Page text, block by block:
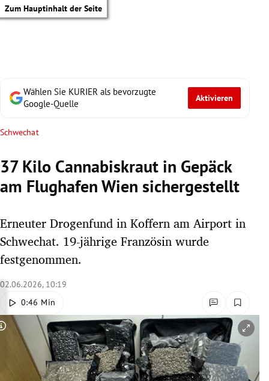
Zum Hauptinhalt der Seite
Untermenü
Untermenü
Untermenü
Untermenü
Untermenü
Wählen Sie KURIER als bevorzugte
Google-Quelle
Aktivieren
Schwechat
37 Kilo Cannabiskraut in Gepäck
am Flughafen Wien sichergestellt
Erneuter Drogenfund in Koffern am Airport in
Schwechat. 19-jährige Französin wurde
festgenommen.
02.06.2026, 10:19
0:46 Min
Copyright-Hinweis öffnen/schließen